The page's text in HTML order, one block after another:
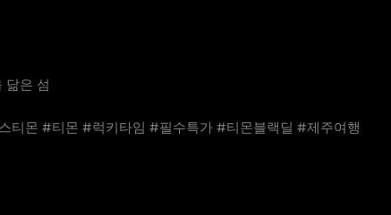
닮은 섬
티몬 #티몬 #럭키타임 #필수특가 #티몬블랙딜 #제주여행